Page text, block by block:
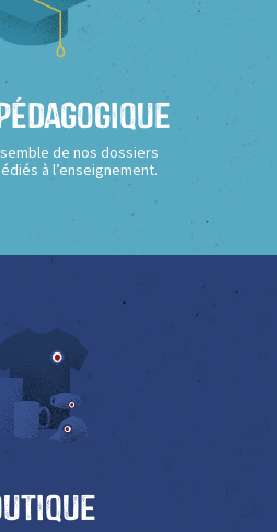
de nos dossiers
à l’enseignement.